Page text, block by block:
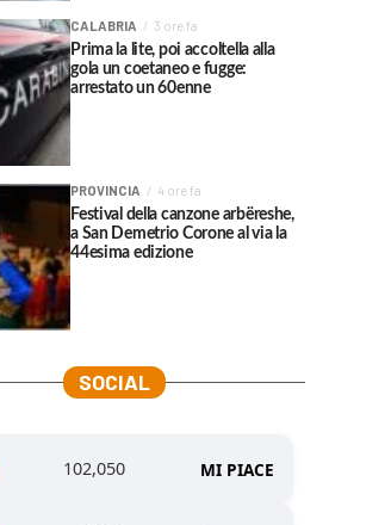
CALABRIA 3 ore fa
Prima la lite, poi accoltella alla
gola un coetaneo e fugge:
arrestato un 60enne
PROVINCIA 4 ore fa
Festival della canzone arbëreshe,
a San Demetrio Corone al via la
44esima edizione
SOCIAL
102,050 MI PIACE